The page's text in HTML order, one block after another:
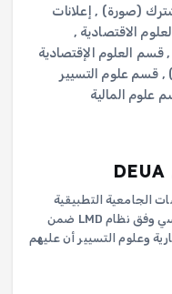
(صورة) , إعلانات
الاقتصادية ,
,قسم العلوم الإقتصادية
, قسم علوم التسيير
علوم المالية
الجامعية التطبيقية
DEUA والراغبين في إتمام مسارهم الدراسي وفق نظام LMD ضمن
وعلوم التسيير أن عليهم